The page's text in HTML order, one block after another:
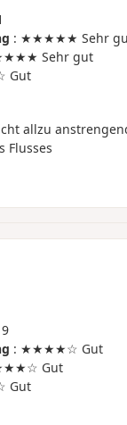
: ★★★★★ Sehr
Sehr gut
allzu
Flusses
: ★★★★☆ Gut
Gut